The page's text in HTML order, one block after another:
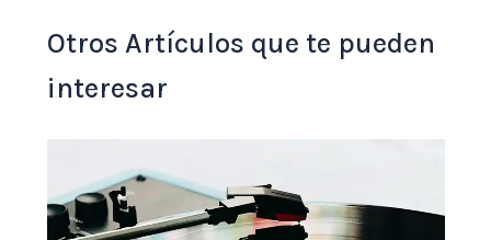
Otros Artículos que te pueden
interesar